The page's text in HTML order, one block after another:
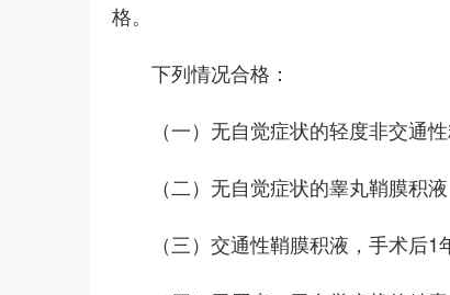
格。
下列情况合格：
（一）无自觉症状的轻度非交通
（二）无自觉症状的睾丸鞘膜积
（三）交通性鞘膜积液，手术后1